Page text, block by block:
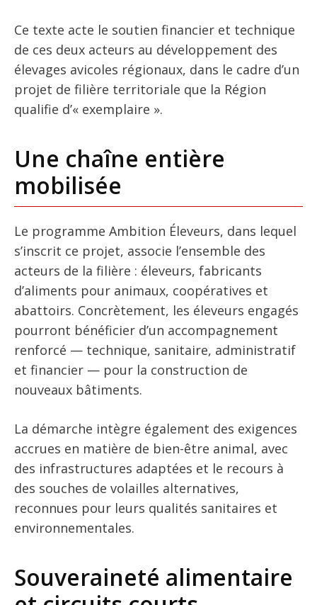
Ce texte acte le soutien financier et technique
de ces deux acteurs au développement des
élevages avicoles régionaux, dans le cadre d’un
projet de filière territoriale que la Région
qualifie d’« exemplaire ».
Une chaîne entière
mobilisée
Le programme Ambition Éleveurs, dans lequel
s’inscrit ce projet, associe l’ensemble des
acteurs de la filière : éleveurs, fabricants
d’aliments pour animaux, coopératives et
abattoirs. Concrètement, les éleveurs engagés
pourront bénéficier d’un accompagnement
renforcé — technique, sanitaire, administratif
et financier — pour la construction de
nouveaux bâtiments.
La démarche intègre également des exigences
accrues en matière de bien-être animal, avec
des infrastructures adaptées et le recours à
des souches de volailles alternatives,
reconnues pour leurs qualités sanitaires et
environnementales.
Souveraineté alimentaire